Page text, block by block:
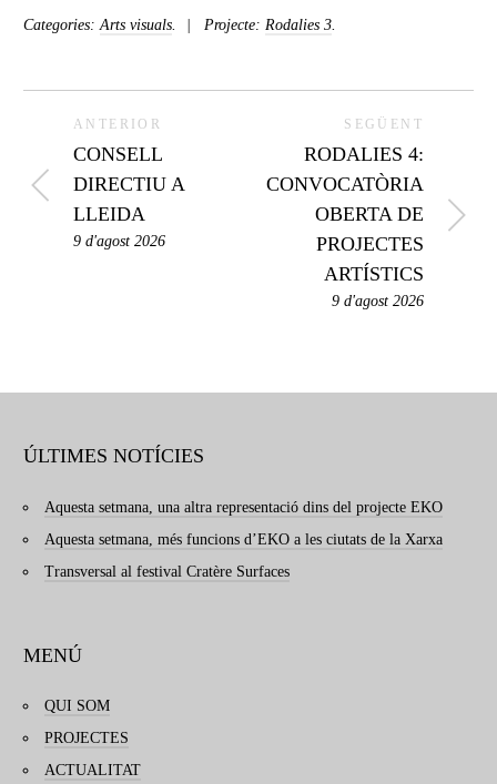
Categories:Arts visuals. Projecte: Rodalies 3.
ANTERIOR
CONSELL
DIRECTIU A
LLEIDA
9 d'agost 2026
SEGÜENT
RODALIES 4:
CONVOCATÒRIA
OBERTA DE
PROJECTES
ARTÍSTICS
9 d'agost 2026
ÚLTIMES NOTÍCIES
Aquesta setmana, una altra representació dins del projecte EKO
Aquesta setmana, més funcions d’EKO a les ciutats de la Xarxa
Transversal al festival Cratère Surfaces
MENÚ
QUI SOM
PROJECTES
ACTUALITAT